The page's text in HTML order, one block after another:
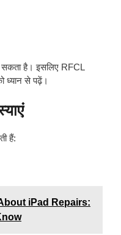
सकता है। इसलिए RFCL
ध्यान से पढ़ें।
हैं:
iPad Repairs: